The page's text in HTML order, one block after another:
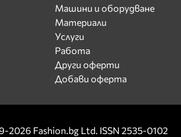
Машини и оборудване
Материали
Услуги
Работа
Други оферти
Добави оферта
2026 Fashion.bg Ltd. ISSN 2535-0102